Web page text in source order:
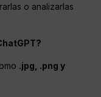
o analizarlas
.jpg, .png y